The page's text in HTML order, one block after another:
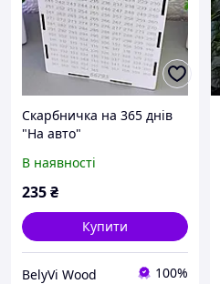
Скарбничка на 365 днів
"На авто"
В наявності
235₴
Купити
BelyVi Wood 100%